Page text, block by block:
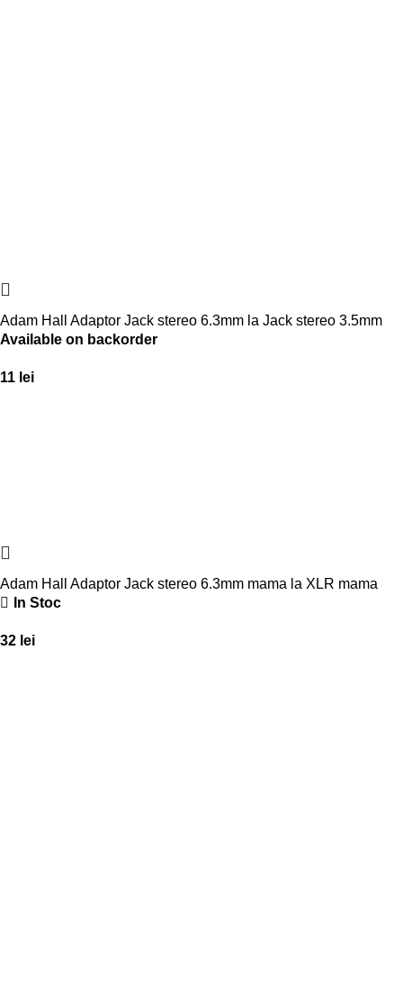
Adam Hall Adaptor Jack stereo 6.3mm la Jack stereo 3.5mm
Available on backorder
11 lei
Adam Hall Adaptor Jack stereo 6.3mm mama la XLR mama
In Stoc
32 lei